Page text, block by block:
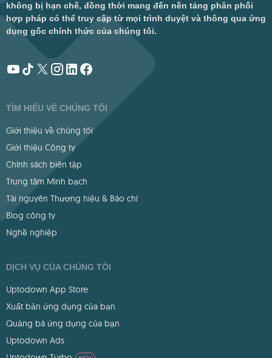
không bị hạn chế, đồng thời mang đến nền tảng phân phối
hợp pháp có thể truy cập từ mọi trình duyệt và thông qua ứng
dụng gốc chính thức của chúng tôi.
TÌM HIỂU VỀ CHÚNG TÔI
Giới thiệu về chúng tôi
Giới thiệu Công ty
Chính sách biên tập
Trung tâm Minh bạch
Tài nguyên Thương hiệu & Báo chí
Blog công ty
Nghề nghiệp
DỊCH VỤ CỦA CHÚNG TÔI
Uptodown App Store
Xuất bản ứng dụng của bạn
Quảng bá ứng dụng của bạn
Uptodown Ads